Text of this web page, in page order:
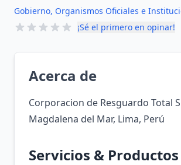
Gobierno, Organismos Oficiales e
¡Sé el primero en opinar!
Acerca de
Corporacion de Resguardo Total
Magdalena del Mar, Lima, Perú
Servicios & Productos